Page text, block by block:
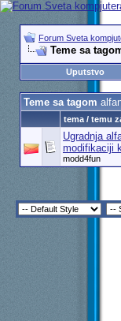
Forum Sveta
Teme sa
Uputstvo
Teme sa tagom
tema / temu
Ugradnja
modifikaciji
modd4fun